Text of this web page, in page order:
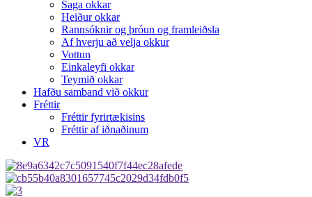
Saga okkar
Heiður okkar
Rannsóknir og þróun og framleiðsla
Af hverju að velja okkur
Vottun
Einkaleyfi okkar
Teymið okkar
Hafðu samband við okkur
Fréttir
Fréttir fyrirtækisins
Fréttir af iðnaðinum
VR